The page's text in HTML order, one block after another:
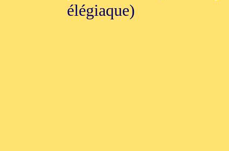
élégiaque)